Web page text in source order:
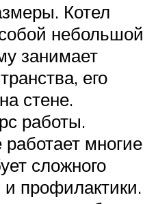
Котел
небольшой
занимает
его
стене.
работы.
многие
сложного
профилактики.